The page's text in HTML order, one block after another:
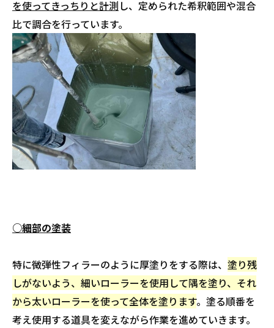
を使ってきっちりと計測 し、定められた希釈範囲や混合
比で調合を行っています。
○細部の塗装
特に微弾性フィラーのように厚塗りをする際は、 塗り残
しがないよう、細いローラーを使用して隅を塗り、それ
から太いローラーを使って全体を塗ります。塗る順番を
考え使用する道具を変えながら作業を進めていきます。